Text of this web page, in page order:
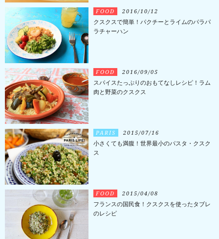
FOOD 2016/10/12
クスクスで簡単！パクチーとライムのパラパ
ラチャーハン
FOOD 2016/09/05
スパイスたっぷりのおもてなしレシピ！ラム
肉と野菜のクスクス
PARIS 2015/07/16
小さくても満腹！世界最小のパスタ・クスク
ス
FOOD 2015/04/08
フランスの国民食！クスクスを使ったタブレ
のレシピ